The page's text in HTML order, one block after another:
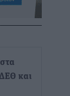
και